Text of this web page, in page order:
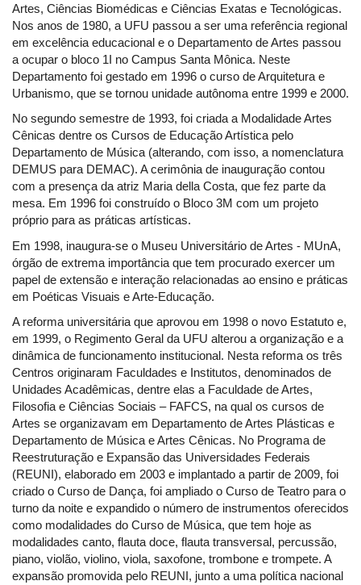
Artes, Ciências Biomédicas e Ciências Exatas e Tecnológicas.
Nos anos de 1980, a UFU passou a ser uma referência regional
em excelência educacional e o Departamento de Artes passou
a ocupar o bloco 1I no Campus Santa Mônica. Neste
Departamento foi gestado em 1996 o curso de Arquitetura e
Urbanismo, que se tornou unidade autônoma entre 1999 e 2000.
No segundo semestre de 1993, foi criada a Modalidade Artes
Cênicas dentre os Cursos de Educação Artística pelo
Departamento de Música (alterando, com isso, a nomenclatura
DEMUS para DEMAC). A cerimônia de inauguração contou
com a presença da atriz Maria della Costa, que fez parte da
mesa. Em 1996 foi construído o Bloco 3M com um projeto
próprio para as práticas artísticas.
Em 1998, inaugura-se o Museu Universitário de Artes - MUnA,
órgão de extrema importância que tem procurado exercer um
papel de extensão e interação relacionadas ao ensino e práticas
em Poéticas Visuais e Arte-Educação.
A reforma universitária que aprovou em 1998 o novo Estatuto e,
em 1999, o Regimento Geral da UFU alterou a organização e a
dinâmica de funcionamento institucional. Nesta reforma os três
Centros originaram Faculdades e Institutos, denominados de
Unidades Acadêmicas, dentre elas a Faculdade de Artes,
Filosofia e Ciências Sociais – FAFCS, na qual os cursos de
Artes se organizavam em Departamento de Artes Plásticas e
Departamento de Música e Artes Cênicas. No Programa de
Reestruturação e Expansão das Universidades Federais
(REUNI), elaborado em 2003 e implantado a partir de 2009, foi
criado o Curso de Dança, foi ampliado o Curso de Teatro para o
turno da noite e expandido o número de instrumentos oferecidos
como modalidades do Curso de Música, que tem hoje as
modalidades canto, flauta doce, flauta transversal, percussão,
piano, violão, violino, viola, saxofone, trombone e trompete. A
expansão promovida pelo REUNI, junto a uma política nacional